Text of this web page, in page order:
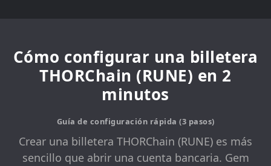
Cómo configurar una billetera
THORChain (RUNE) en 2
minutos
Guía de configuración rápida (3 pasos)
Crear una billetera THORChain (RUNE) es más
sencillo que abrir una cuenta bancaria. Gem